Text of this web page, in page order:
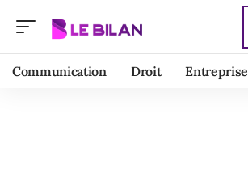
Communication Droit Entreprise